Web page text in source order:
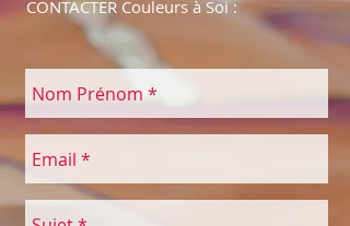
CONTACTER Couleurs à Soi :